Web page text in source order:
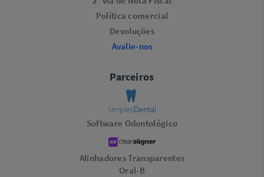
Política comercial
Devoluções
Avalie-nos
Parceiros
Software Odontológico
Alinhadores Transparentes
Oral-B